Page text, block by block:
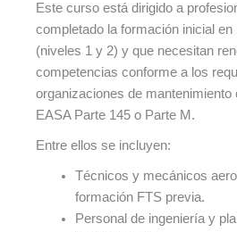
Este curso está dirigido a
completado la formación inicial en
(niveles 1 y 2) y que necesitan
competencias conforme a los
organizaciones de mantenimiento
EASA Parte 145 o Parte M.
Entre ellos se incluyen:
Técnicos y mecánicos
formación FTS previa.
Personal de ingeniería y